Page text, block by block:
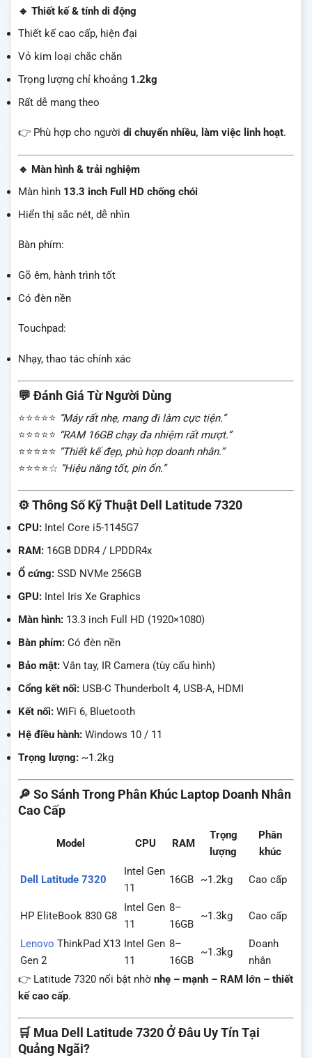
🔹 Thiết kế & tính di động
Thiết kế cao cấp, hiện đại
Vỏ kim loại chắc chắn
Trọng lượng chỉ khoảng 1.2kg
Rất dễ mang theo
👉 Phù hợp cho người di chuyển nhiều, làm việc linh hoạt.
🔹 Màn hình & trải nghiệm
Màn hình 13.3 inch Full HD chống chói
Hiển thị sắc nét, dễ nhìn
Bàn phím:
Gõ êm, hành trình tốt
Có đèn nền
Touchpad:
Nhạy, thao tác chính xác
💬 Đánh Giá Từ Người Dùng
⭐⭐⭐⭐⭐ “Máy rất nhẹ, mang đi làm cực tiện.”
⭐⭐⭐⭐⭐ “RAM 16GB chạy đa nhiệm rất mượt.”
⭐⭐⭐⭐⭐ “Thiết kế đẹp, phù hợp doanh nhân.”
⭐⭐⭐⭐☆ “Hiệu năng tốt, pin ổn.”
⚙️ Thông Số Kỹ Thuật Dell Latitude 7320
CPU: Intel Core i5-1145G7
RAM: 16GB DDR4 / LPDDR4x
Ổ cứng: SSD NVMe 256GB
GPU: Intel Iris Xe Graphics
Màn hình: 13.3 inch Full HD (1920×1080)
Bàn phím: Có đèn nền
Bảo mật: Vân tay, IR Camera (tùy cấu hình)
Cổng kết nối: USB-C Thunderbolt 4, USB-A, HDMI
Kết nối: WiFi 6, Bluetooth
Hệ điều hành: Windows 10 / 11
Trọng lượng: ~1.2kg
🔎 So Sánh Trong Phân Khúc Laptop Doanh Nhân
Cao Cấp
Model CPU RAM
Trọng
lượng
Phân
khúc
Dell Latitude 7320
Intel Gen
11
16GB ~1.2kg Cao cấp
HP EliteBook 830 G8
Intel Gen
11
8–
16GB
~1.3kg Cao cấp
Lenovo ThinkPad X13
Gen 2
Intel Gen
11
8–
16GB
~1.3kg
Doanh
nhân
👉 Latitude 7320 nổi bật nhờ nhẹ – mạnh – RAM lớn – thiết
kế cao cấp.
🛒 Mua Dell Latitude 7320 Ở Đâu Uy Tín Tại
Quảng Ngãi?